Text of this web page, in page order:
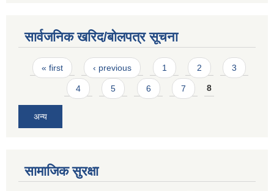
सार्वजनिक खरिद/बोलपत्र सूचना
Pages
« first ‹ previous 1 2 3
4 5 6 7 8
अन्य
सामाजिक सुरक्षा